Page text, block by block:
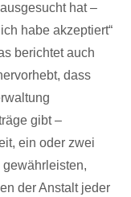
hat –
habe akzeptiert“
berichtet auch
dass
gibt –
ein oder zwei
gewährleisten,
der Anstalt jeder